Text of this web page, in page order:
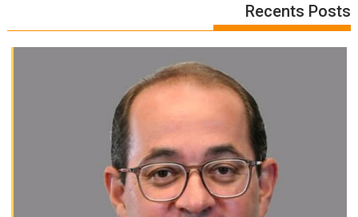
Recents Posts